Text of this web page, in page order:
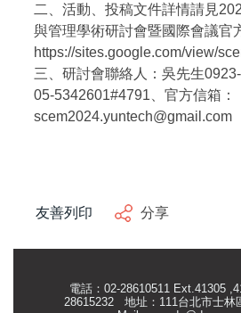
二、活動、投稿文件詳情請見
與管理學術研討會暨國際會議官
https://sites.google.com/view/
三、研討會聯絡人：吳先生
05-5342601#4791、官方信箱：
scem2024.yuntech@gmail.com
友善列印 分享
電話：02-28610511 Ext.41305
28615232 地址：111台北市士